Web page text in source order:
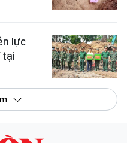
lực
tại